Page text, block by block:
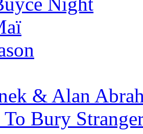
& Alan
To Bury